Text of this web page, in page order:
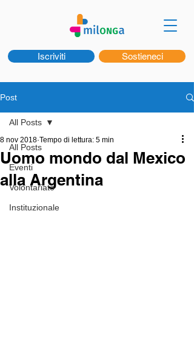
Iscriviti Sostieneci
Post
All Posts
Eventi
Volontariato
Instituzionale
All Posts
Uomo mondo dal Mexico
alla Argentina
8 nov 2018 Tempo di lettura: 5 min